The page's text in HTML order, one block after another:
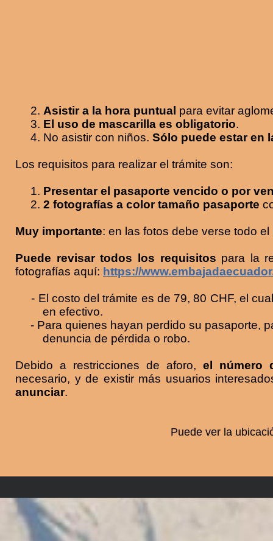
2. Asistir a la hora puntual para evitar
3. El uso de mascarilla es obligatorio.
4. No asistir con niños. Sólo puede estar en
Los requisitos para realizar el trámite son:
1. Presentar el pasaporte vencido o por
2. 2 fotografías a color tamaño pasaporte
Muy importante: en las fotos debe verse todo
Puede revisar todos los requisitos para la
fotografías aquí: https://
- El costo del trámite es de 79, 80 CHF, el
en efectivo.
- Para quienes hayan perdido su pasaporte,
denuncia de pérdida o robo.
Debido a restricciones de aforo, el número
necesario, y de existir más usuarios
anunciar.
Puede ver la